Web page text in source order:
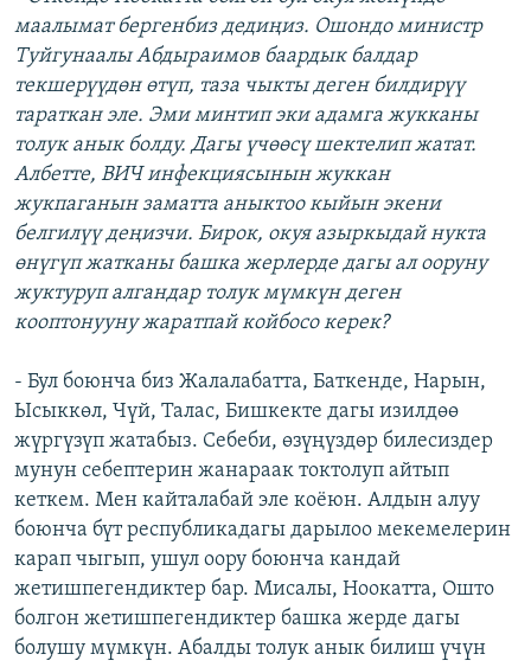
маалымат бергенбиз дедиңиз. Ошондо министр
Туйгунаалы Абдыраимов баардык балдар
текшерүүдөн өтүп, таза чыкты деген билдирүү
тараткан эле. Эми минтип эки адамга жукканы
толук анык болду. Дагы үчөөсү шектелип жатат.
Албетте, ВИЧ инфекциясынын жуккан
жукпаганын заматта аныктоо кыйын экени
белгилүү деңизчи. Бирок, окуя азыркыдай нукта
өнүгүп жатканы башка жерлерде дагы ал ооруну
жуктуруп алгандар толук мүмкүн деген
кооптонууну жаратпай койбосо керек?
- Бул боюнча биз Жалалабатта, Баткенде, Нарын,
Ысыккөл, Чүй, Талас, Бишкекте дагы изилдөө
жүргүзүп жатабыз. Себеби, өзүңүздөр билесиздер
мунун себептерин жанараак токтолуп айтып
кеткем. Мен кайталабай эле коёюн. Алдын алуу
боюнча бүт республикадагы дарылоо мекемелерин
карап чыгып, ушул оору боюнча кандай
жетишпегендиктер бар. Мисалы, Ноокатта, Ошто
болгон жетишпегендиктер башка жерде дагы
болушу мүмкүн. Абалды толук анык билиш үчүн